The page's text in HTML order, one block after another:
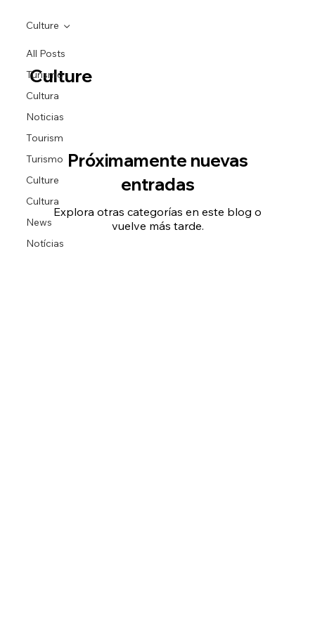
All Posts
Turismo
Cultura
Noticias
Tourism
Turismo
Culture
Cultura
News
Notícias
Culture
Culture
Próximamente nuevas
entradas
Explora otras categorías en este blog o
vuelve más tarde.